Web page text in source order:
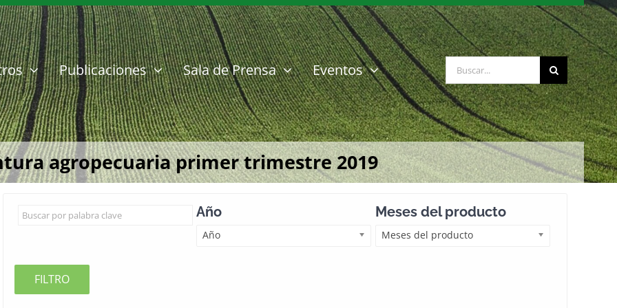
Publicaciones Sala de Prensa Eventos Buscar:
agropecuaria primer trimestre 2019
Año
Año
Meses del producto
Meses del producto
FILTRO